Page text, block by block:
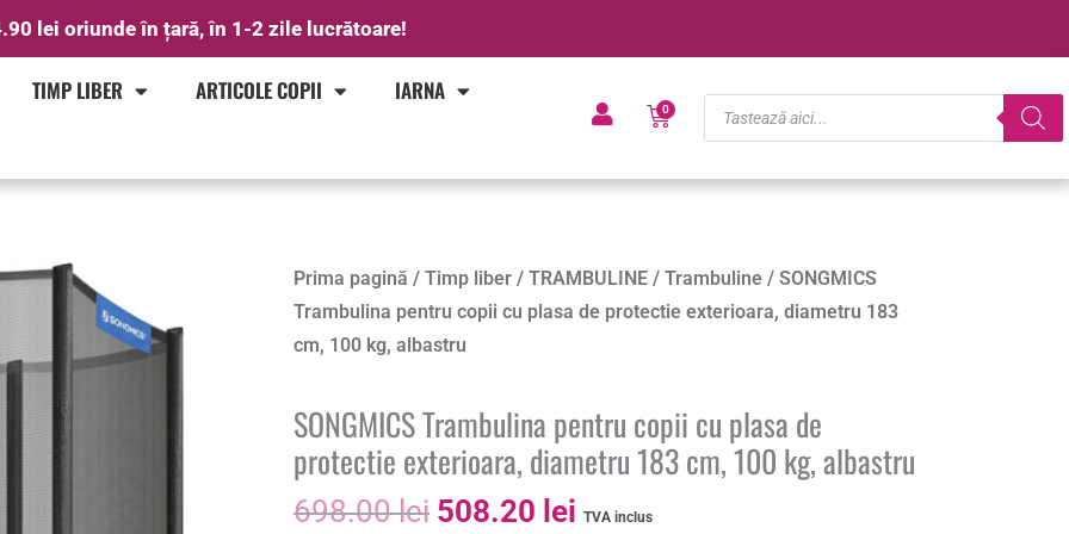
lei oriunde în țară, în 1-2 zile lucrătoare!
TIMP LIBER ARTICOLE COPII
IARNA
0
Cart
Products
search
Prima pagină /Timp liber /TRAMBULINE /Trambuline / SONGMICS
Trambulina pentru copii cu plasa de protectie exterioara, diametru 183
cm, 100 kg, albastru
SONGMICS Trambulina pentru copii cu plasa de
protectie exterioara, diametru 183 cm, 100 kg, albastru
698.00lei
Prețul
inițial
a
698.00 lei.
508.20 lei
Prețul
curent
TVA inclus
Cantitate
SONGMICS
Trambulina
copii
cu
plasa
de